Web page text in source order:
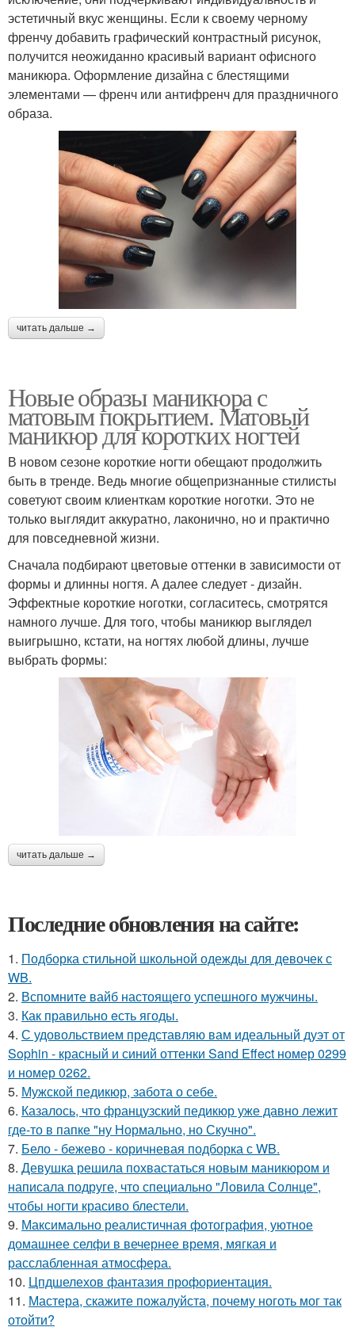
эстетичный вкус женщины. Если к своему черному
френчу добавить графический контрастный рисунок,
получится неожиданно красивый вариант офисного
маникюра. Оформление дизайна с блестящими
элементами — френч или антифренч для праздничного
образа.
читать дальше →
Новые образы маникюра с
матовым покрытием. Матовый
маникюр для коротких ногтей
В новом сезоне короткие ногти обещают продолжить
быть в тренде. Ведь многие общепризнанные стилисты
советуют своим клиенткам короткие ноготки. Это не
только выглядит аккуратно, лаконично, но и практично
для повседневной жизни.
Сначала подбирают цветовые оттенки в зависимости от
формы и длинны ногтя. А далее следует - дизайн.
Эффектные короткие ноготки, согласитесь, смотрятся
намного лучше. Для того, чтобы маникюр выглядел
выигрышно, кстати, на ногтях любой длины, лучше
выбрать формы:
читать дальше →
Последние обновления на сайте:
1. Подборка стильной школьной одежды для девочек с
WB.
2. Вспомните вайб настоящего успешного мужчины.
3. Как правильно eсть ягоды.
4. С удовольствием представляю вам идеальный дуэт от
Sophin - красный и синий оттенки Sand Effect номер 0299
и номер 0262.
5. Мужской педикюр, забота о себе.
6. Казалось, что французский педикюр уже давно лежит
где-то в папке "ну Нормально, но Скучно".
7. Бело - бежево - коричневая подборка с WB.
8. Девушка решила похвастаться новым маникюром и
написала подруге, что специально "Ловила Солнце",
чтобы ногти красиво блестели.
9. Максимально реалистичная фотография, уютное
домашнее селфи в вечернее время, мягкая и
расслабленная атмосфера.
10. Цпдшелехов фантазия профориентация.
11. Мастера, скажите пожалуйста, почему ноготь мог так
отойти?